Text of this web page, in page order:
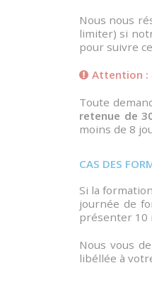
Nous nous
limiter) si
pour suivre
Attention :
Toute
retenue de
moins de 8
CAS DES
Si la
journée de
présenter 10
Nous vous
libéllée à